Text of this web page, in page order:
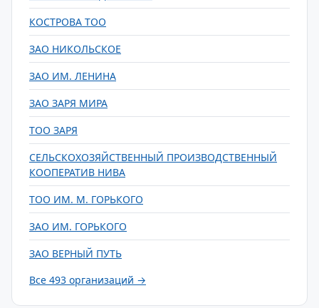
КОСТРОВА ТОО
ЗАО НИКОЛЬСКОЕ
ЗАО ИМ. ЛЕНИНА
ЗАО ЗАРЯ МИРА
ТОО ЗАРЯ
СЕЛЬСКОХОЗЯЙСТВЕННЫЙ ПРОИЗВОДСТВЕННЫЙ
КООПЕРАТИВ НИВА
ТОО ИМ. М. ГОРЬКОГО
ЗАО ИМ. ГОРЬКОГО
ЗАО ВЕРНЫЙ ПУТЬ
Все 493 организаций →